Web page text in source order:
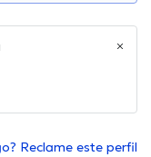
Reclame este perfil